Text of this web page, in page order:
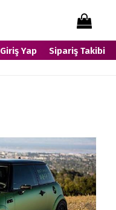
Giriş Yap Sipariş Takibi